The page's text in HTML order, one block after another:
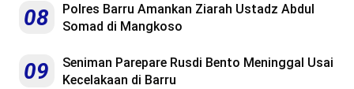
08
Polres Barru Amankan Ziarah Ustadz Abdul
Somad di Mangkoso
09
Seniman Parepare Rusdi Bento Meninggal Usai
Kecelakaan di Barru